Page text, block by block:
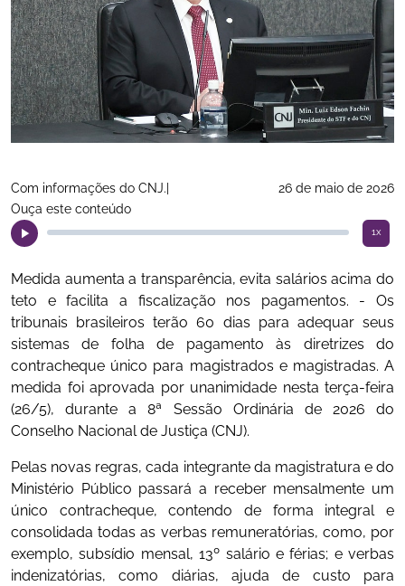
Com informações do CNJ.|
26 de maio de 2026
Ouça este conteúdo
1x
Medida aumenta a transparência, evita salários acima do
teto e facilita a fiscalização nos pagamentos. - Os
tribunais brasileiros terão 60 dias para adequar seus
sistemas de folha de pagamento às diretrizes do
contracheque único para magistrados e magistradas. A
medida foi aprovada por unanimidade nesta terça-feira
(26/5), durante a 8ª Sessão Ordinária de 2026 do
Conselho Nacional de Justiça (CNJ).
Pelas novas regras, cada integrante da magistratura e do
Ministério Público passará a receber mensalmente um
único contracheque, contendo de forma integral e
consolidada todas as verbas remuneratórias, como, por
exemplo, subsídio mensal, 13º salário e férias; e verbas
indenizatórias, como diárias, ajuda de custo para